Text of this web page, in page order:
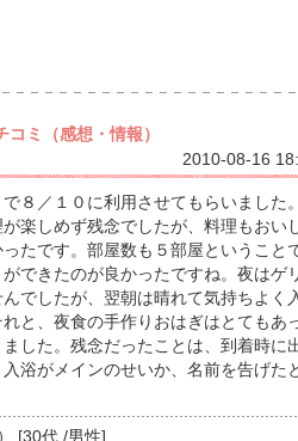
コミ（感想・情報）
2010-08-16
８／１０に利用させてもらいました
楽しめず残念でしたが、料理もおい
たです。部屋数も５部屋ということ
できたのが良かったですね。夜はゲ
でしたが、翌朝は晴れて気持ちよく
と、夜食の手作りおはぎはとてもあ
した。残念だったことは、到着時に
浴がメインのせいか、名前を告げた
[30代 /男性]